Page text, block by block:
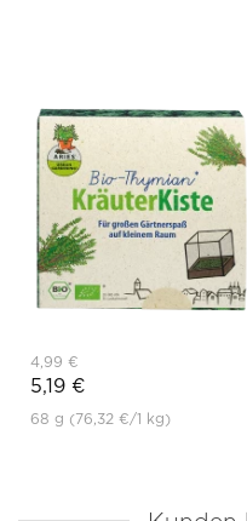
4,99 €
5,19 €
68 g (76,32 €/1 kg)